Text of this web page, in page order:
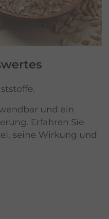
und ein
Erfahren Sie
seine Wirkung und